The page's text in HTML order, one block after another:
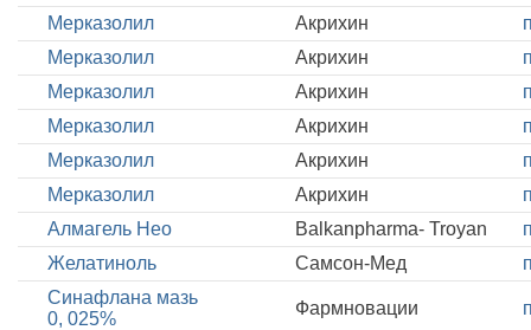
Мерказолил
Акрихин
Мерказолил
Акрихин
Мерказолил
Акрихин
Мерказолил
Акрихин
Мерказолил
Акрихин
Мерказолил
Акрихин
Алмагель Нео
Balkanpharma- Troyan
Желатиноль
Самсон-Мед
Синафлана мазь
0, 025%
Фармновации